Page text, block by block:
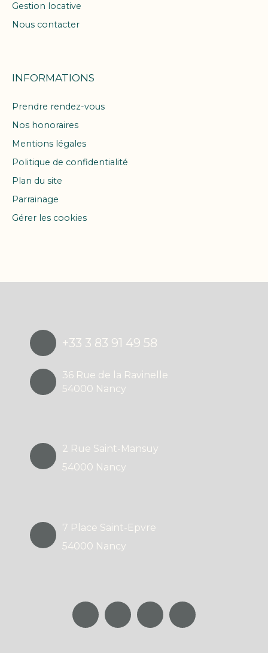
Gestion locative
Nous contacter
INFORMATIONS
Prendre rendez-vous
Nos honoraires
Mentions légales
Politique de confidentialité
Plan du site
Parrainage
Gérer les cookies
+33 3 83 91 49 58
36 Rue de la Ravinelle
54000 Nancy
2 Rue Saint-Mansuy
54000 Nancy
7 Place Saint-Epvre
54000 Nancy